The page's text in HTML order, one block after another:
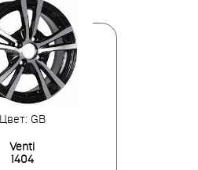
Цвет: GB
Venti
1404